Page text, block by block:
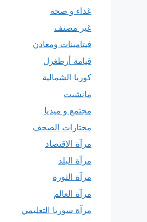
غذاء و صحة
غير مصنف
فيتامينات ومعادن
قيامة أرطغرل
كوريا الشمالية
مانشيت
مجتمع و ميديا
مختارات الصحف
مرآة الاقتصاد
مرآة البلد
مرآة الثورة
مرآة العالم
مرآة سوريا التعليمي